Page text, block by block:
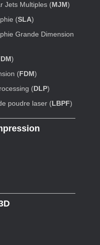
Jets Multiples (MJM)
(SLA)
Grande Dimension
)
(FDM)
(DLP)
poudre laser (LBPF)